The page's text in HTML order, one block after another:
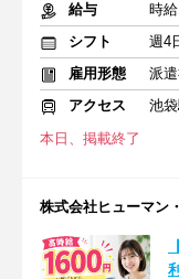
給与
時
シフト
週4
雇用形態
派
アクセス
池
本日、掲載終了
株式会社ヒューマ